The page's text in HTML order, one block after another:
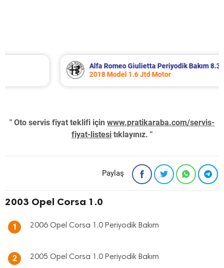
Alfa Romeo Giulietta Periyodik Bakım 8.340 TL
2018 Model 1.6 Jtd Motor
" Oto servis fiyat teklifi için www.pratikaraba.com/servis-
fiyat-listesi tıklayınız. "
Paylaş
2003 Opel Corsa 1.0
1 2006 Opel Corsa 1.0 Periyodik Bakım
2 2005 Opel Corsa 1.0 Periyodik Bakım